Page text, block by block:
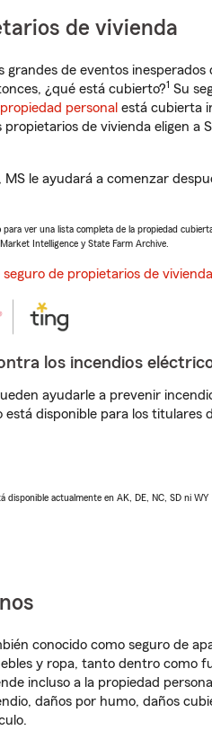
de vivienda
grandes de eventos
¿qué está cubierto?1 Su
personal está cubierta
propietarios de vivienda eligen
MS le ayudará a comenzar
ver una lista completa de la propiedad
Intelligence y State Farm Archive.
de propietarios de vivienda
los incendios
ayudarle a prevenir
está disponible para los
disponible actualmente en AK, DE, NC, SD ni WY
conocido como seguro de
y ropa, tanto dentro como
incluso a la propiedad
daños por humo, daños